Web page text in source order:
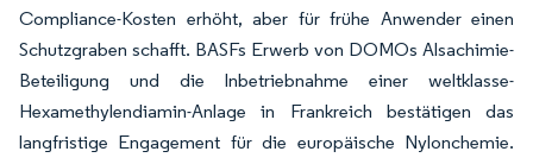
Compliance-Kosten erhöht, aber für frühe Anwender einen
Schutzgraben schafft. BASFs Erwerb von DOMOs Alsachimie-
Beteiligung und die Inbetriebnahme einer weltklasse-
Hexamethylendiamin-Anlage in Frankreich bestätigen das
langfristige Engagement für die europäische Nylonchemie.